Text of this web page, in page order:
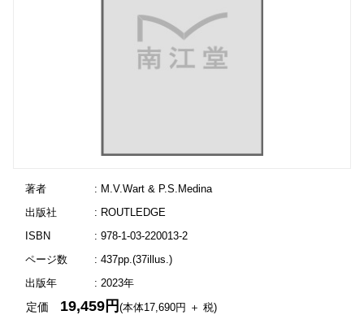
著者
: M.V.Wart & P.S.Medina
出版社
: ROUTLEDGE
ISBN
: 978-1-03-220013-2
ページ数
: 437pp.(37illus.)
出版年
: 2023年
定価 19,459円(本体17,690円 ＋ 税)